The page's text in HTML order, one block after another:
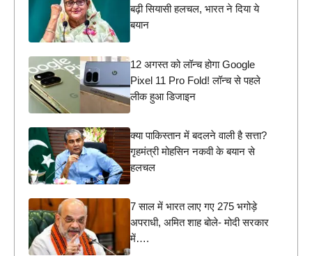
बढ़ी सियासी हलचल, भारत ने दिया ये
बयान
12 अगस्त को लॉन्च होगा Google
Pixel 11 Pro Fold! लॉन्च से पहले
लीक हुआ डिजाइन
क्या पाकिस्तान में बदलने वाली है सत्ता?
गृहमंत्री मोहसिन नकवी के बयान से
हलचल
7 साल में भारत लाए गए 275 भगोड़े
अपराधी, अमित शाह बोले- मोदी सरकार
में….